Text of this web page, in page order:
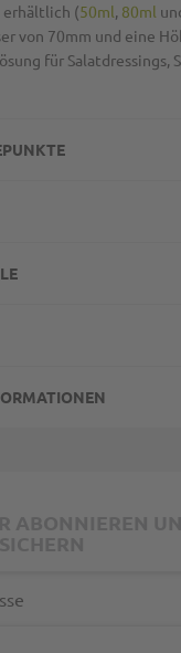
(50ml, 80ml
von 70mm und eine
für Salatdressings,